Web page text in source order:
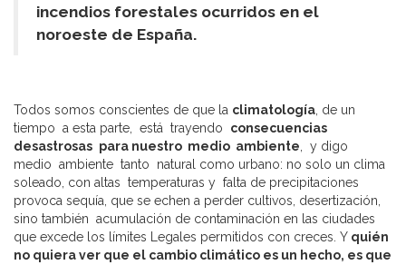
incendios forestales ocurridos en el
noroeste de España.
Todos somos conscientes de que la climatología , de un
tiempo a esta parte, está trayendo consecuencias
desastrosas para nuestro medio ambiente , y digo
medio ambiente tanto natural como urbano: no solo un clima
soleado, con altas temperaturas y falta de precipitaciones
provoca sequía, que se echen a perder cultivos, desertización,
sino también acumulación de contaminación en las ciudades
que excede los límites Legales permitidos con creces. Y quién
no quiera ver que el cambio climático es un hecho, es que